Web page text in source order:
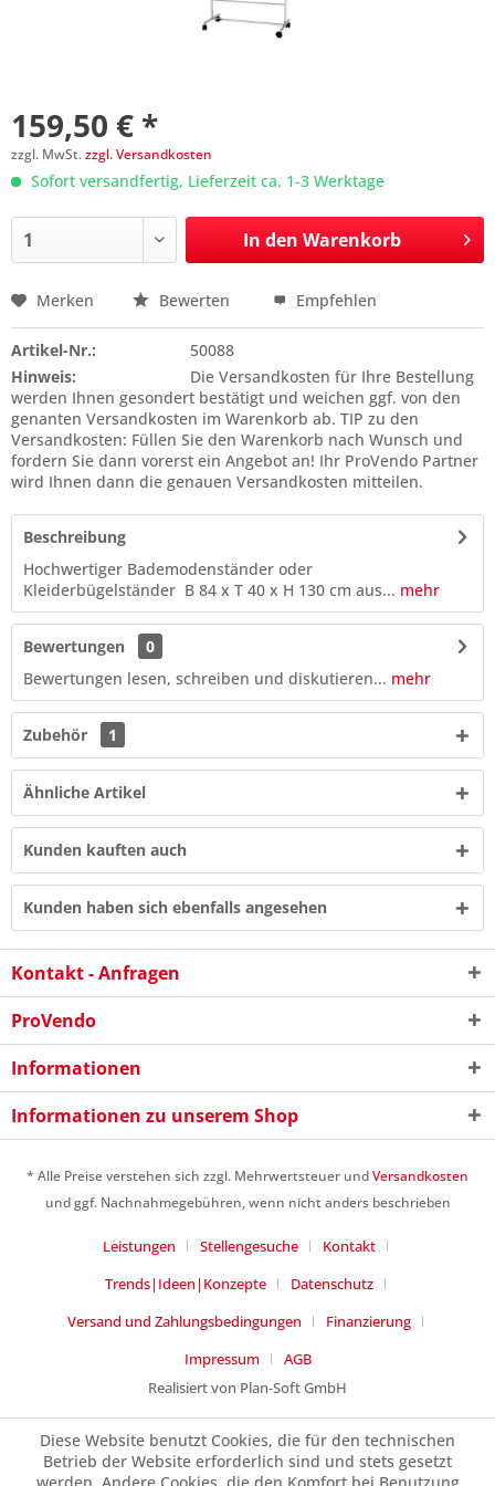
159,50 € *
zzgl. MwSt.zzgl. Versandkosten
Sofort versandfertig, Lieferzeit ca. 1-3 Werktage
In den Warenkorb
Preis anfragen
6 * 9 = ?
Ich habe die
verstanden und stimme zu. *
Mit * gekennzeichnete Felder sind Pflichtfelder.
Senden
Merken Bewerten Empfehlen
Artikel-Nr.:
50088
Hinweis:
Die Versandkosten für Ihre Bestellung
werden Ihnen gesondert bestätigt und weichen ggf. von den
genanten Versandkosten im Warenkorb ab. TIP zu den
Versandkosten: Füllen Sie den Warenkorb nach Wunsch und
fordern Sie dann vorerst ein Angebot an! Ihr ProVendo Partner
wird Ihnen dann die genauen Versandkosten mitteilen.
Beschreibung
Hochwertiger Bademodenständer oder
Kleiderbügelständer B 84 x T 40 x H 130 cm aus... mehr
Bewertungen
0
Bewertungen lesen, schreiben und diskutieren... mehr
Zubehör 1
Ähnliche Artikel
Kunden kauften auch
Kunden haben sich ebenfalls angesehen
Kontakt - Anfragen
ProVendo
Informationen
Informationen zu unserem Shop
* Alle Preise verstehen sich zzgl. Mehrwertsteuer undVersandkosten
und ggf. Nachnahmegebühren, wenn nicht anders beschrieben
Leistungen Stellengesuche
Kontakt
Trends|Ideen|Konzepte
Datenschutz
Versand und Zahlungsbedingungen
Finanzierung
Impressum
AGB
Realisiert von Plan-Soft GmbH
Diese Website benutzt Cookies, die für den technischen
Betrieb der Website erforderlich sind und stets gesetzt